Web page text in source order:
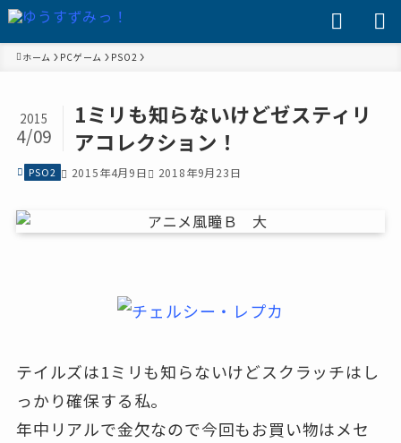
ホーム PCゲーム PSO2
1ミリも知らないけどゼスティリ
アコレクション！
2015
4/09
PSO2 2015年4月9日 2018年9月23日
テイルズは1ミリも知らないけどスクラッチはし
っかり確保する私。
年中リアルで金欠なので今回もお買い物はメセ